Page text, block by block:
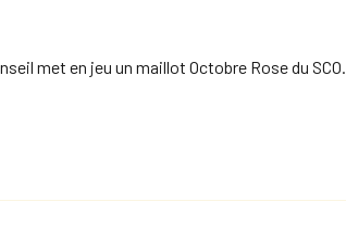
met en jeu un maillot Octobre Rose du SCO.